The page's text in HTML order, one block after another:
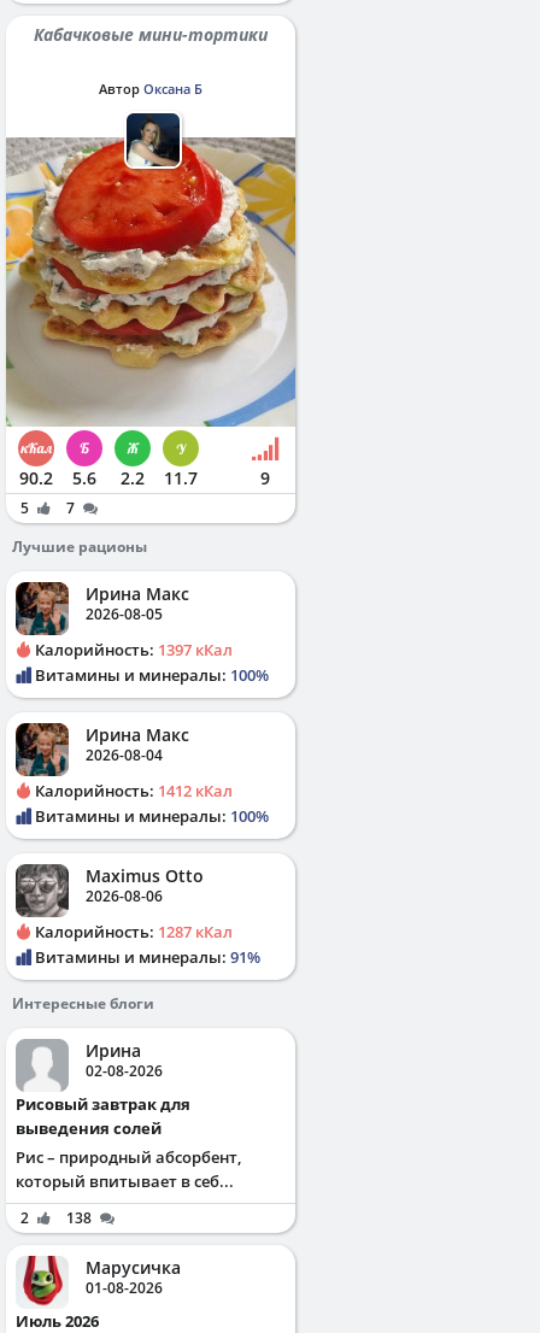
Кабачковые мини-тортики
Автор Оксана Б
90.2 5.6 2.2 11.7 9
5
7
Лучшие рационы
Ирина Макс
2026-08-05
Калорийность: 1397 кКал
Витамины и минералы: 100%
Ирина Макс
2026-08-04
Калорийность: 1412 кКал
Витамины и минералы: 100%
Maximus Otto
2026-08-06
Калорийность: 1287 кКал
Витамины и минералы: 91%
Интересные блоги
Ирина
02-08-2026
Рисовый завтрак для
выведения солей
Рис – природный абсорбент,
который впитывает в себ...
2 138
Марусичка
01-08-2026
Июль 2026